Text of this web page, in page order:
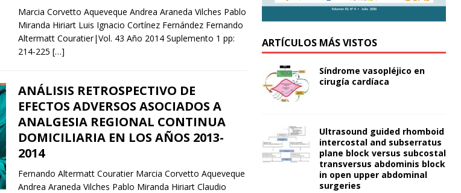
Marcia Corvetto Aqueveque Andrea Araneda Vilches Pablo
Miranda Hiriart Luis Ignacio Cortínez Fernández Fernando
Altermatt Couratier|Vol. 43 Año 2014 Suplemento 1 pp:
214-225 […]
ANÁLISIS RETROSPECTIVO DE
EFECTOS ADVERSOS ASOCIADOS A
ANALGESIA REGIONAL CONTINUA
DOMICILIARIA EN LOS AÑOS 2013-
2014
Fernando Altermatt Couratier Marcia Corvetto Aqueveque
Andrea Araneda Vilches Pablo Miranda Hiriart Claudio
ARTÍCULOS MÁS VISTOS
Síndrome vasopléjico en
cirugía cardíaca
Ultrasound guided rhomboid
intercostal and subserratus
plane block versus subcostal
transversus abdominis block
in open upper abdominal
surgeries